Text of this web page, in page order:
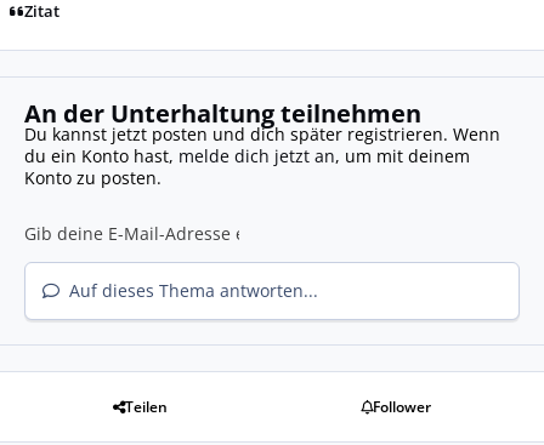
Zitat
An der Unterhaltung teilnehmen
Du kannst jetzt posten und dich später registrieren. Wenn
du ein Konto hast, melde dich jetzt an, um mit deinem
Konto zu posten.
Auf dieses Thema antworten...
Teilen Follower